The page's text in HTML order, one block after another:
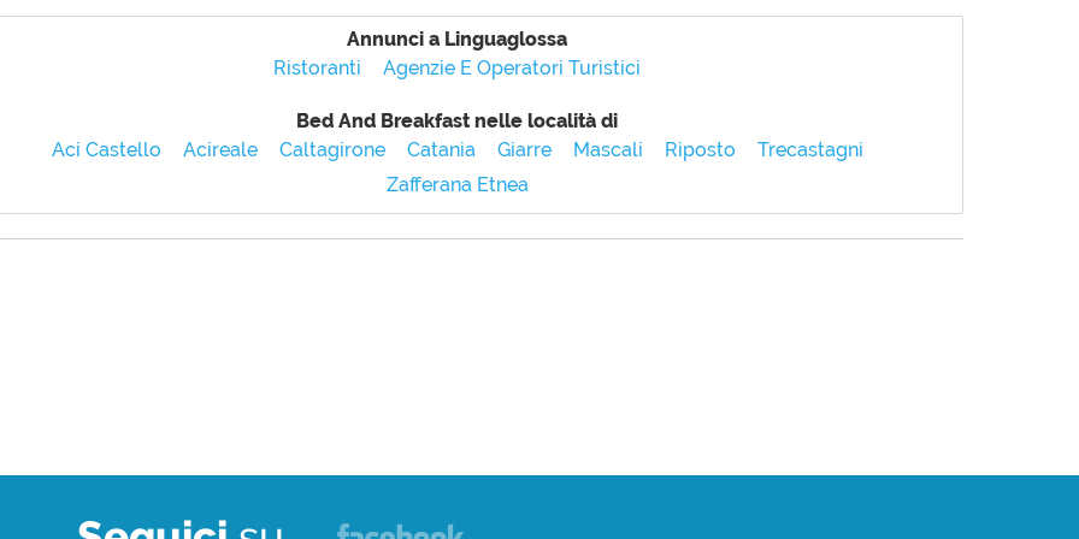
Annunci a Linguaglossa
Ristoranti
Agenzie E Operatori Turistici
Bed And Breakfast nelle località di
Aci Castello
Acireale Caltagirone Catania Giarre Mascali Riposto
Trecastagni
Zafferana Etnea